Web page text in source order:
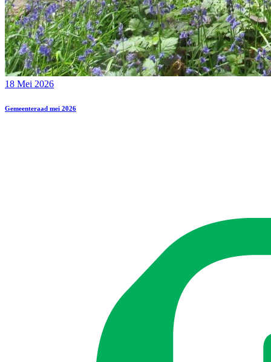
18 Mei 2026
Gemeenteraad mei 2026